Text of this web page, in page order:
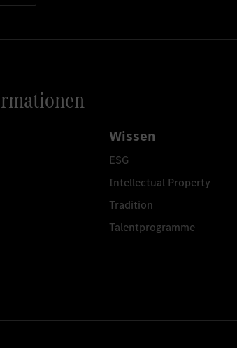
Wissen
ESG
Intellectual Property
Tradition
Talentprogramme